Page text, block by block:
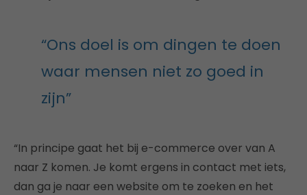
“Ons doel is om dingen te doen
waar mensen niet zo goed in
zijn”
“In principe gaat het bij e-commerce over van A
naar Z komen. Je komt ergens in contact met iets,
dan ga je naar een website om te zoeken en het